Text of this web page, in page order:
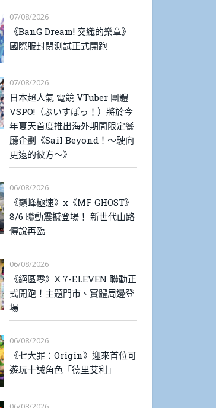
07/08/2026
《BanG Dream! 交織的樂章》
國際服封閉測試正式開跑
07/08/2026
日本超人氣 電競 VTuber 團體
VSPO!（ぶいすぽっ！）將於今
年夏天首度推出海外期間限定餐
廳企劃《Sail Beyond！～駛向
更遠的彼方～》
06/08/2026
《巔峰極速》x《MF GHOST》
8/6 聯動震撼登場！ 新世代山路
傳說再臨
06/08/2026
《絕區零》X 7-ELEVEN 聯動正
式開跑！主題門市、實體周邊登
場
06/08/2026
《七大罪：Origin》迎來首位可
遊玩十誡角色「德里艾利」